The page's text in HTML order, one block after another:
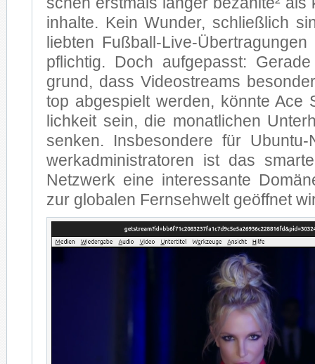
in­hal­te. Kein Wun­der, schließ­lich
lieb­ten Fuß­ball-Live-
pflich­tig. Doch auf­ge­passt:
grund, dass Vi­deo­streams
top ab­ge­spielt wer­den, könn­te Ace
lich­keit sein, die mo­nat­li­chen
sen­ken. Ins­be­son­de­re für
werk­ad­mi­nis­tra­to­ren ist das
Netz­werk ei­ne in­ter­es­san­te
zur glo­ba­len Fern­seh­welt ge­öff­net